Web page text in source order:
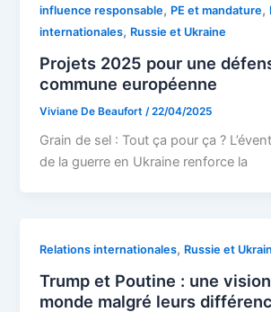
influence responsable, PE et mandature,
internationales, Russie et Ukraine
Projets 2025 pour une
commune européenne
Viviane De Beaufort /22/04/2025
Grain de sel : Tout ça pour ça ?
de la guerre en Ukraine renforce la
Relations internationales, Russie et
Trump et Poutine : une
monde malgré leurs